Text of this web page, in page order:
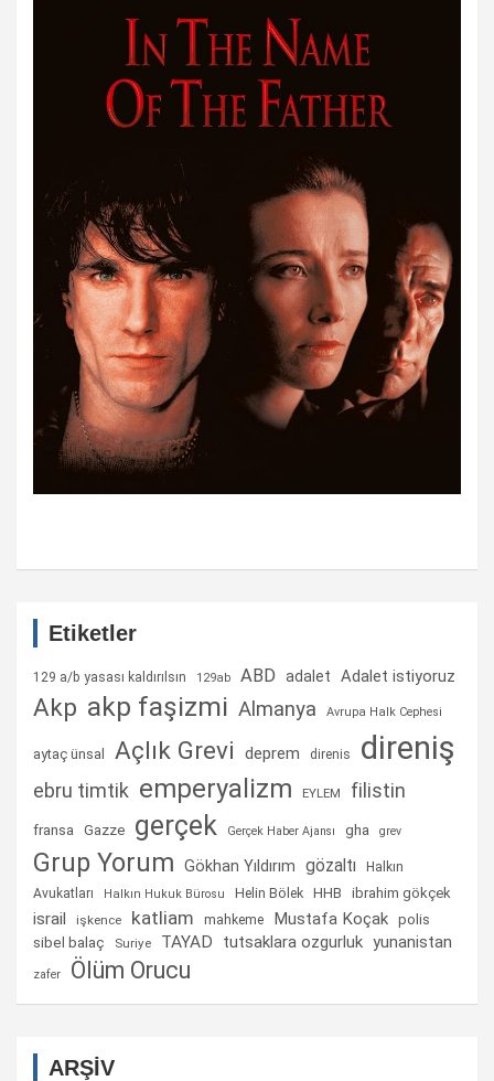
Etiketler
129 a/b yasası kaldırılsın 129ab ABD adalet Adalet istiyoruz
Akp akp faşizmi Almanya Avrupa Halk Cephesi
aytaç ünsal Açlık Grevi deprem direnis direniş
ebru timtik emperyalizm EYLEM filistin
fransa Gazze gerçek Gerçek Haber Ajansı gha grev
Grup Yorum Gökhan Yıldırım gözaltı
Halkın
Avukatları
Halkın Hukuk Bürosu Helin Bölek HHB ibrahim gökçek
israil işkence katliam mahkeme Mustafa Koçak polis
sibel balaç Suriye TAYAD tutsaklara ozgurluk yunanistan
zafer Ölüm Orucu
ARŞİV